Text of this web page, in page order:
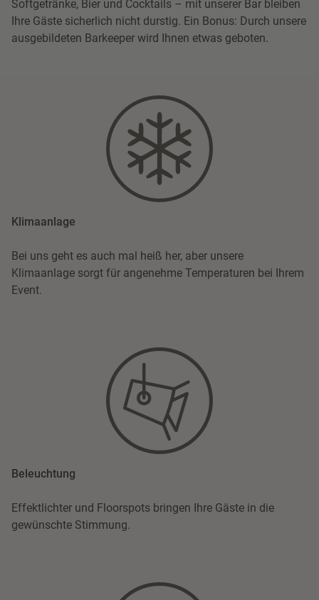
Softgetränke, Bier und Cocktails – mit unserer Bar bleiben
Ihre Gäste sicherlich nicht durstig. Ein Bonus: Durch unsere
ausgebildeten Barkeeper wird Ihnen etwas geboten.
Klimaanlage
Bei uns geht es auch mal heiß her, aber unsere
Klimaanlage sorgt für angenehme Temperaturen bei Ihrem
Event.
Beleuchtung
Effektlichter und Floorspots bringen Ihre Gäste in die
gewünschte Stimmung.